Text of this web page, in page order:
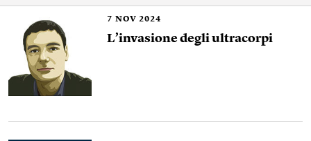
7 NOV 2024
L’invasione degli ultracorpi